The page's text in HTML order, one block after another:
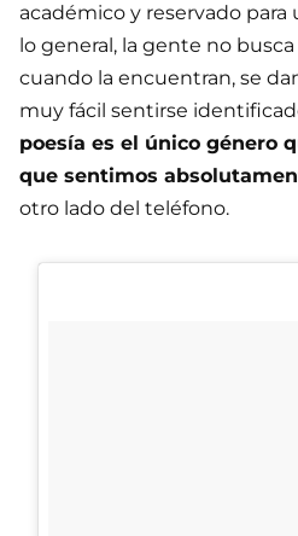
académico y reservado para
lo general, la gente no
cuando la encuentran, se
muy fácil sentirse
poesía es el único género
que sentimos
otro lado del teléfono.